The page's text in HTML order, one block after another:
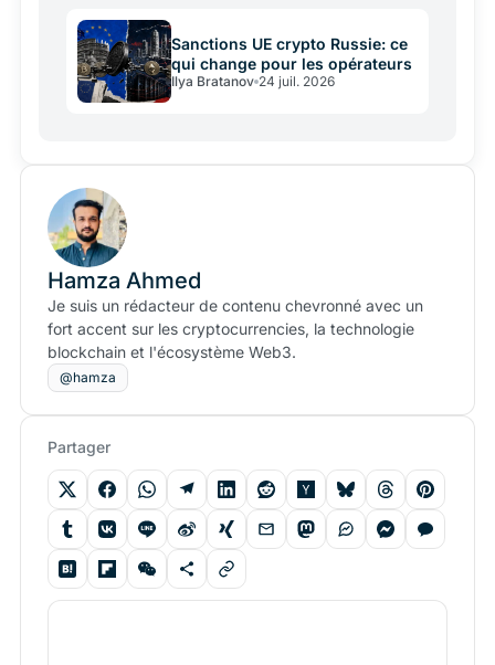
Sanctions UE crypto Russie: ce
qui change pour les opérateurs
Ilya Bratanov 24 juil. 2026
Hamza Ahmed
Je suis un rédacteur de contenu chevronné avec un
fort accent sur les cryptocurrencies, la technologie
blockchain et l'écosystème Web3.
@hamza
Partager